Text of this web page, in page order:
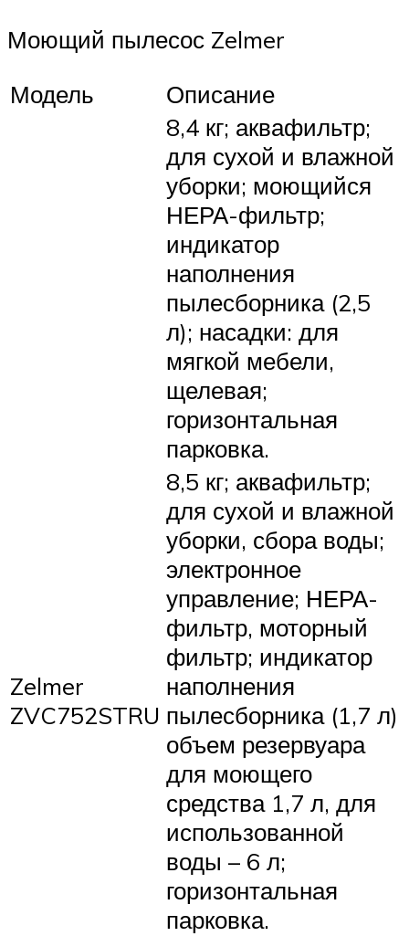
Моющий пылесос Zelmer
Модель
Описание
8,4 кг; аквафильтр;
для сухой и влажной
уборки; моющийся
НЕРА-фильтр;
индикатор
наполнения
пылесборника (2,5
л); насадки: для
мягкой мебели,
щелевая;
горизонтальная
парковка.
Zelmer
ZVC752STRU
8,5 кг; аквафильтр;
для сухой и влажной
уборки, сбора воды;
электронное
управление; НЕРА-
фильтр, моторный
фильтр; индикатор
наполнения
пылесборника (1,7 л)
объем резервуара
для моющего
средства 1,7 л, для
использованной
воды – 6 л;
горизонтальная
парковка.